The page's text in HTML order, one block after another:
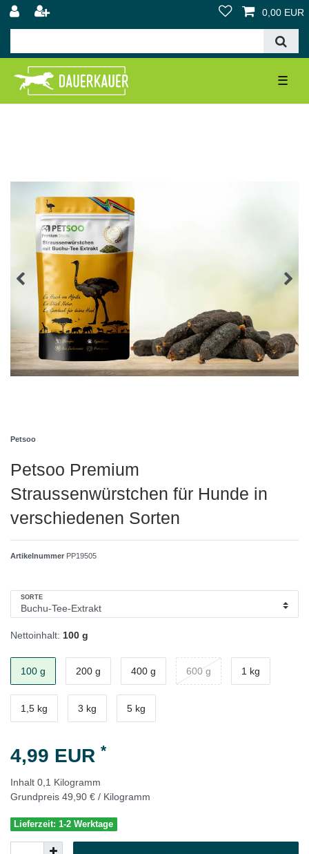
0,00 EUR
☰
Petsoo
Petsoo Premium
Straussenwürstchen für Hunde in
verschiedenen Sorten
Artikelnummer PP19505
SORTE
Nettoinhalt: 100 g
100 g 200 g 400 g 600 g 1 kg
1,5 kg 3 kg 5 kg
4,99 EUR *
Inhalt 0,1 Kilogramm
Grundpreis 49,90 € / Kilogramm
Lieferzeit: 1-2 Werktage